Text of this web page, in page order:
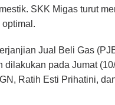
SKK Migas turut
Jual Beli Gas
dilakukan pada Jumat
Ratih Esti Prihatini,